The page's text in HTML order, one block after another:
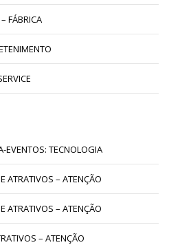
FÁBRICA
EVENTOS: TECNOLOGIA
ATRATIVOS – ATENÇÃO
ATRATIVOS – ATENÇÃO
– ATENÇÃO